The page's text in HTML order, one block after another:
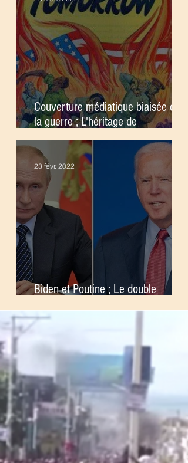
Couverture médiatique biaisée de
la guerre ; L'héritage de
l'impérialisme
Biden et Poutine ; Le double
23 févr. 2022